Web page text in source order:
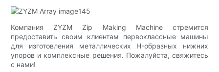
Компания ZYZM Zip Making Machine стремится
предоставить своим клиентам первоклассные машины
для изготовления металлических H-образных нижних
упоров и комплексные решения. Пожалуйста, свяжитесь
с нами!